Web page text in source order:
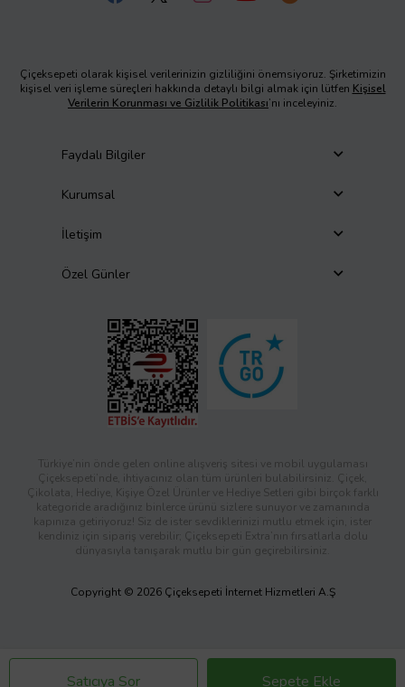
Satıcıya Sor Sepete Ekle
Çiçeksepeti olarak kişisel verilerinizin gizliliğini önemsiyoruz. Şirketimizin
kişisel veri işleme süreçleri hakkında detaylı bilgi almak için lütfen Kişisel
Verilerin Korunması ve Gizlilik Politikası’nı inceleyiniz.
Faydalı Bilgiler
Kurumsal
İletişim
Özel Günler
Türkiye’nin önde gelen online alışveriş sitesi ve mobil uygulaması
Çiçeksepeti’nde, ihtiyacınız olan tüm ürünleri bulabilirsiniz. Çiçek,
Çikolata, Hediye, Kişiye Özel Ürünler ve Hediye Setleri gibi birçok farklı
kategoride aradığınız binlerce ürünü sizlere sunuyor ve zamanında
kapınıza getiriyoruz! Siz de ister sevdiklerinizi mutlu etmek için, ister
kendiniz için sipariş verebilir; Çiçeksepeti Extra’nın fırsatlarla dolu
dünyasıyla tanışarak mutlu bir gün geçirebilirsiniz.
Copyright © 2026 Çiçeksepeti İnternet Hizmetleri A.Ş